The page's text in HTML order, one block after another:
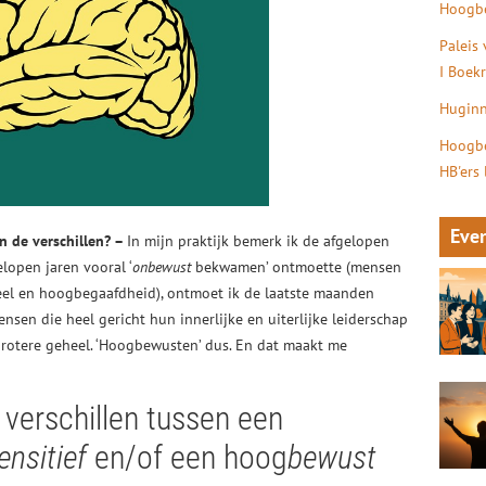
de verschillen? – In mijn praktijk bemerk ik de afgelopen
jaren vooral ‘onbewustbekwamen’ ontmoette (mensen
en hoogbegaafdheid), ontmoet ik de laatste maanden
die heel gericht hun innerlijke en uiterlijke leiderschap
geheel. ‘Hoogbewusten’ dus. En dat maakt me
tussen een
en/of een hoogbewust
Paleis
I